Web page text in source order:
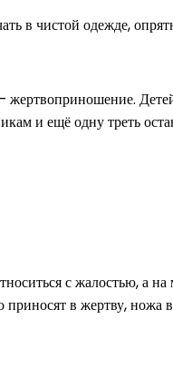
в чистой одежде,
жертвоприношение.
и ещё одну треть
с жалостью, а
в жертву, ножа